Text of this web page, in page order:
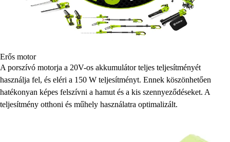
Erős motor
A porszívó motorja a 20V-os akkumulátor teljes teljesítményét
használja fel, és eléri a 150 W teljesítményt. Ennek köszönhetően
hatékonyan képes felszívni a hamut és a kis szennyeződéseket. A
teljesítmény otthoni és műhely használatra optimalizált.